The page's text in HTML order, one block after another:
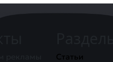
Статьи